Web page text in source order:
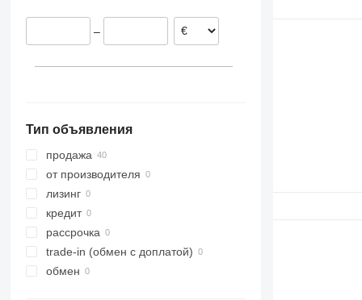
Германия
Греция
–
Тип объявления
продажа
от производителя
лизинг
кредит
рассрочка
trade-in (обмен с доплатой)
обмен